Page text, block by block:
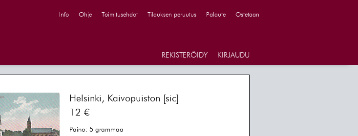
Info Ohje Toimitusehdot Tilauksen peruutus Palaute Ostetaan
REKISTERÖIDY KIRJAUDU
Helsinki, Kaivopuiston [sic]
12 €
Paino: 5 grammaa